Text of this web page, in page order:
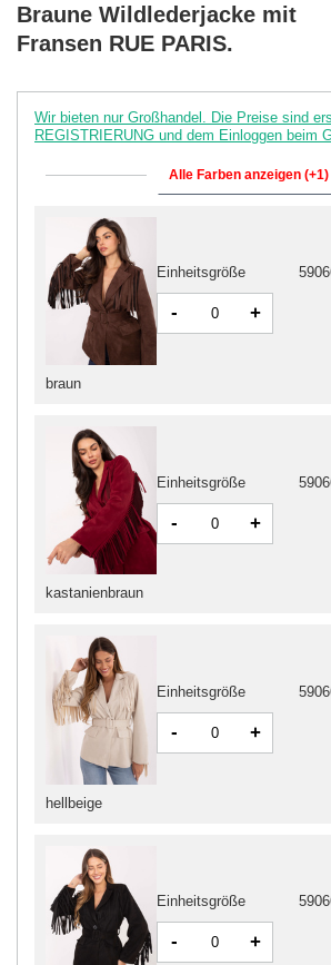
Braune Wildlederjacke mit
Fransen RUE PARIS.
Wir bieten nur Großhandel. Die Preise sind
REGISTRIERUNG und dem Einloggen beim
Alle Farben anzeigen (+1)
kastanienbraun
Einheitsgröße
- +
hellbeige
Einheitsgröße
- +
Einheitsgröße
- +
braun
Einheitsgröße
- +